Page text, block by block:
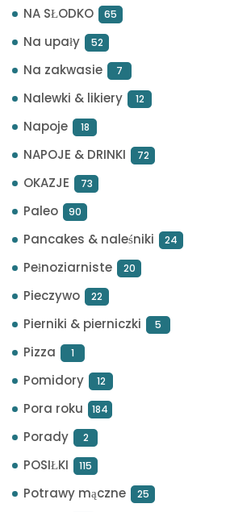
NA SŁODKO 65
Na upały 52
Na zakwasie 7
Nalewki & likiery 12
Napoje 18
NAPOJE & DRINKI 72
OKAZJE 73
Paleo 90
Pancakes & naleśniki 24
Pełnoziarniste 20
Pieczywo 22
Pierniki & pierniczki 5
Pizza 1
Pomidory 12
Pora roku 184
Porady 2
POSIŁKI 115
Potrawy mączne 25